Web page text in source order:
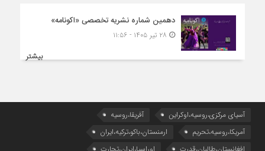
دهمین شماره نشریه تخصصی «اکونامه»
بیشتر
آسیای مرکزی،روسیه،اوکراین
آفریقا،روسیه
آمریکا،روسیه،تحریم
ارمنستان،باکو،ترکیه،ایران